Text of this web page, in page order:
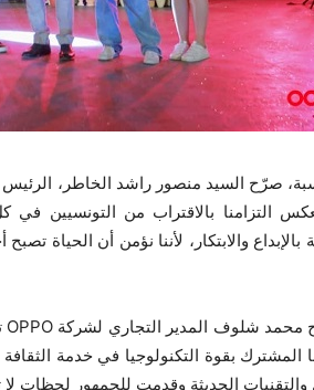
التزامنا بالاقتراب من التونسيين في
بالإبداع والابتكار، لأننا نؤمن أن
المشترك بقوة التكنولوجيا في خدمة
الحديثة وقدمت للجمهور لحظات